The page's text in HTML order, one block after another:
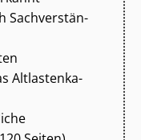
Sach­ver­stän­
Alt­las­ten­ka­